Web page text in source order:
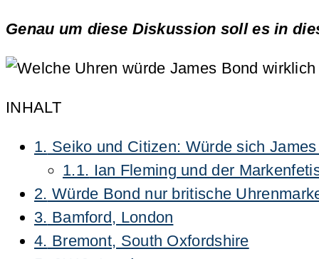
Genau um diese Diskussion soll es in
INHALT
1. Seiko und Citizen: Würde sich
1.1. Ian Fleming und der
2. Würde Bond nur britische
3. Bamford, London
4. Bremont, South Oxfordshire